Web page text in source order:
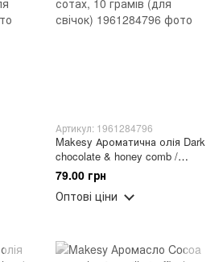
Артикул: 1961284796
Makesy Ароматична олія Dark
chocolate & honey comb /
Темний шоколад + мед у
сотах, 10 грамів (для свічок)
79.00 грн
Оптові ціни